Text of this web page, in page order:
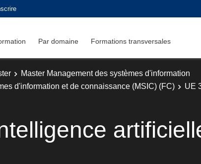
Par domaine Formations transversales
Master Management des systèmes d'information
d'information et de connaissance (MSIC) (FC)
UE